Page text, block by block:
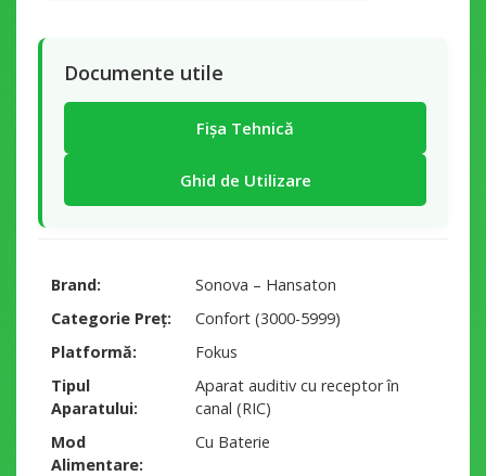
Documente utile
Fișa Tehnică
Ghid de Utilizare
Brand
Sonova – Hansaton
Categorie Preț
Confort (3000-5999)
Platformă
Fokus
Tipul
Aparatului
Aparat auditiv cu receptor în
canal (RIC)
Mod
Alimentare
Cu Baterie